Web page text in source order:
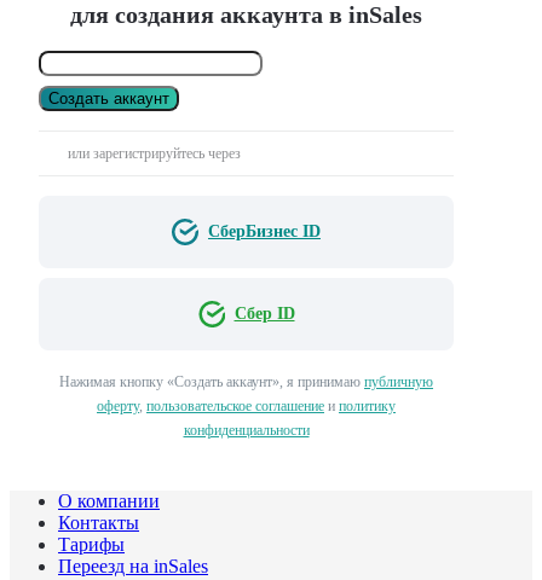
для создания аккаунта в inSales
Создать аккаунт
или зарегистрируйтесь через
СберБизнес ID
Сбер ID
Нажимая кнопку «Создать аккаунт», я принимаю публичную
оферту, пользовательское соглашение и политику
конфиденциальности
О компании
Контакты
Тарифы
Переезд на inSales